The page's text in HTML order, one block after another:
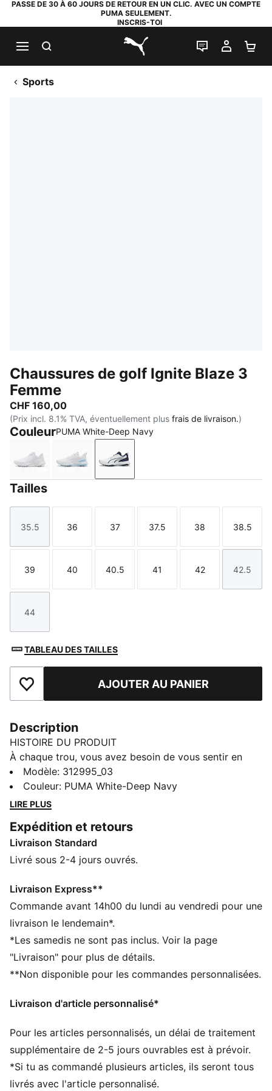
PASSE DE 30 À 60 JOURS DE RETOUR EN UN CLIC. AVEC UN COMPTE
PUMA SEULEMENT.
INSCRIS-TOI
PUMA.com
LIVE CHAT
MON
Sports
Chaussures de golf Ignite Blaze 3
Femme
CHF 160,00
(Prix incl. 8.1% TVA, éventuellement plus frais de livraison.)
CouleurPUMA White-Deep Navy
PUMA White-Silver Mist
PUMA White-Feather Gray
PUMA White-Deep Navy
Tailles
Taille
35.5
Taille
36
Taille
37
Taille
37.5
Taille
38
Taille
38.5
Taille
39
Taille
40
Taille
40.5
Taille
41
Taille
42
Taille
42.5
Taille
44
TABLEAU DES TAILLES
Ajouter aux favorisAJOUTER AU PANIER
Description
HISTOIRE DU PRODUIT
À chaque trou, vous avez besoin de vous sentir en
pleine confiance du tee jusqu’au green. Ces
chaussures de golf offrent adhérence, stabilité et
amorti, pour envoyer des swings solides et évoluer
imperméable vous aide à rester au sec en cas de
légère pluie ou d’averse.
DÉTAILS
Bout : Arrondi
Fermeture : Fermeture à lacets
Talon : Talon plat
Modèle: 312995_03
Couleur: PUMA White-Deep Navy
LIRE PLUS
Expédition et retours
Livraison Standard
Livré sous 2-4 jours ouvrés.
Livraison Express**
Commande avant 14h00 du lundi au vendredi pour une
livraison le lendemain*.
*Les samedis ne sont pas inclus. Voir la page
"Livraison" pour plus de détails.
**Non disponible pour les commandes personnalisées.
Livraison d'article personnalisé*
Pour les articles personnalisés, un délai de traitement
supplémentaire de 2-5 jours ouvrables est à prévoir.
*Si tu as commandé plusieurs articles, ils seront tous
livrés avec l'article personnalisé.